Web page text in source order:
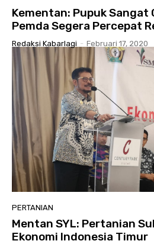
Kementan: Pupuk Sangat
Pemda Segera Percepat
Redaksi Kabarlagi - Februari 17, 2020
PERTANIAN
Mentan SYL: Pertanian
Ekonomi Indonesia Timur